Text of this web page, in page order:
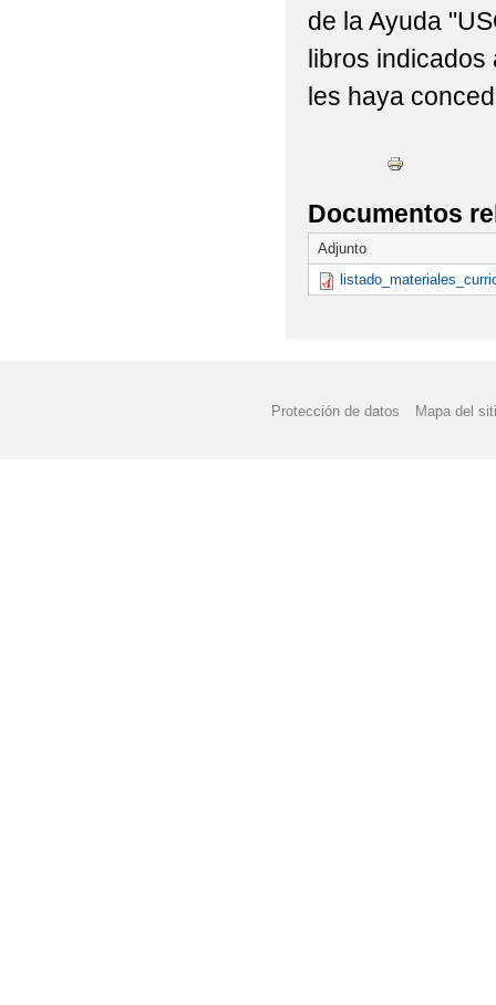
LEY ORGÁNICA DE
INFORMACIÓN Y
VISITA POLICÍA
PEC Y PGA
de la Ayuda
libros
les haya
Documentos
Adjunto
Protección de datos Mapa del